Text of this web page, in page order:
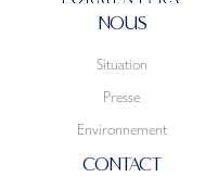
NOUS
Situation
Presse
Environnement
CONTACT